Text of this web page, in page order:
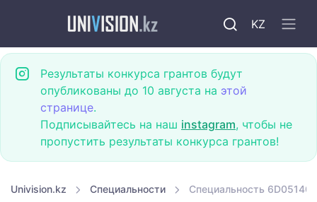
KZ
Результаты конкурса грантов будут
опубликованы до 10 августа на этой
странице.
Подписывайтесь на наш instagram, чтобы не
пропустить результаты конкурса грантов!
Univision.kz Специальности Специальность